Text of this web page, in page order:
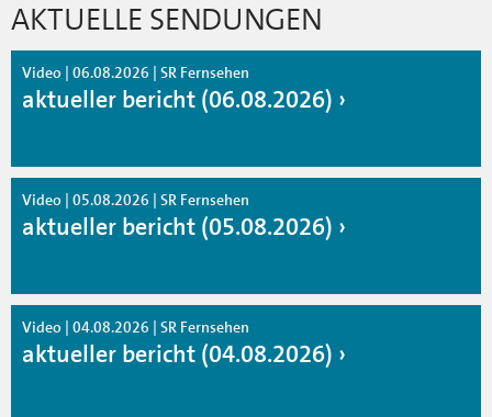
AKTUELLE SENDUNGEN
Video | 06.08.2026 | SR Fernsehen
aktueller bericht (06.08.2026)
Video | 05.08.2026 | SR Fernsehen
aktueller bericht (05.08.2026)
Video | 04.08.2026 | SR Fernsehen
aktueller bericht (04.08.2026)